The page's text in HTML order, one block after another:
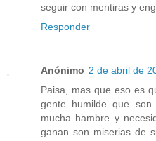
seguir con mentiras y
Responder
Anónimo 2 de abril de
Paisa, mas que eso es
gente humilde que
mucha hambre y
ganan son miserias de